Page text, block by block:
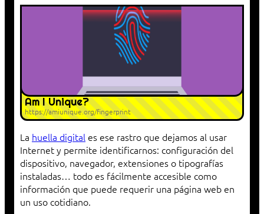
Am I Unique?
https://amiunique.org/fingerprint
La huella digital es ese rastro que dejamos al usar
Internet y permite identificarnos: configuración del
dispositivo, navegador, extensiones o tipografías
instaladas… todo es fácilmente accesible como
información que puede requerir una página web en
un uso cotidiano.